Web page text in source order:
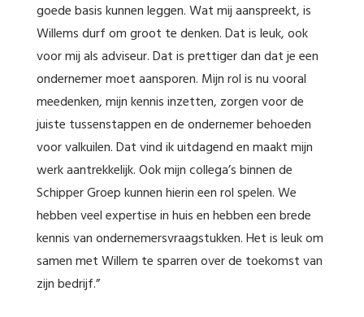
goede basis kunnen leggen. Wat mij aanspreekt, is
Willems durf om groot te denken. Dat is leuk, ook
voor mij als adviseur. Dat is prettiger dan dat je een
ondernemer moet aansporen. Mijn rol is nu vooral
meedenken, mijn kennis inzetten, zorgen voor de
juiste tussenstappen en de ondernemer behoeden
voor valkuilen. Dat vind ik uitdagend en maakt mijn
werk aantrekkelijk. Ook mijn collega’s binnen de
Schipper Groep kunnen hierin een rol spelen. We
hebben veel expertise in huis en hebben een brede
kennis van ondernemersvraagstukken. Het is leuk om
samen met Willem te sparren over de toekomst van
zijn bedrijf.”